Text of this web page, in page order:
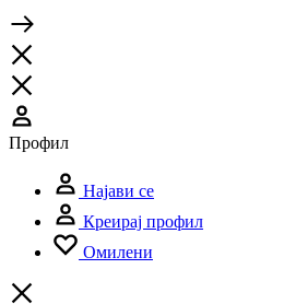
Профил
Најави се
Креирај профил
Омилени